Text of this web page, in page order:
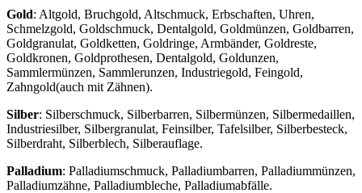
Gold: Altgold, Bruchgold, Altschmuck, Erbschaften, Uhren,
Schmelzgold, Goldschmuck, Dentalgold, Goldmünzen, Goldbarren,
Goldgranulat, Goldketten, Goldringe, Armbänder, Goldreste,
Goldkronen, Goldprothesen, Dentalgold, Goldunzen,
Sammlermünzen, Sammlerunzen, Industriegold, Feingold,
Zahngold(auch mit Zähnen).
Silber: Silberschmuck, Silberbarren, Silbermünzen, Silbermedaillen,
Industriesilber, Silbergranulat, Feinsilber, Tafelsilber, Silberbesteck,
Silberdraht, Silberblech, Silberauflage.
Palladium: Palladiumschmuck, Palladiumbarren, Palladiummünzen,
Palladiumzähne, Palladiumbleche, Palladiumabfälle.